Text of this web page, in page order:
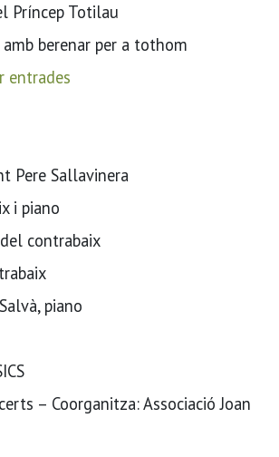
Príncep Totilau
berenar per a tothom
entrades
Pere Sallavinera
i piano
contrabaix
piano
– Coorganitza: Associació Joan